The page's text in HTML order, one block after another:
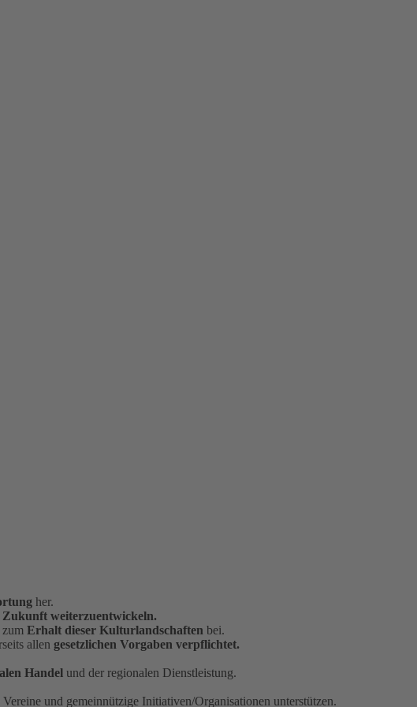
her.
weiterzuentwickeln.
Erhalt dieser Kulturlandschaften bei.
allen gesetzlichen Vorgaben verpflichtet.
Handel und der regionalen Dienstleistung.
und gemeinnützige Initiativen/Organisationen unterstützen.